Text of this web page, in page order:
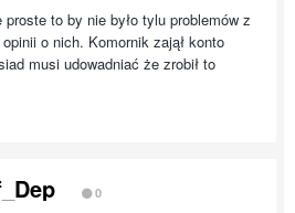
to by nie było tylu problemów z
o nich. Komornik zajął konto
musi udowadniać że zrobił to
0